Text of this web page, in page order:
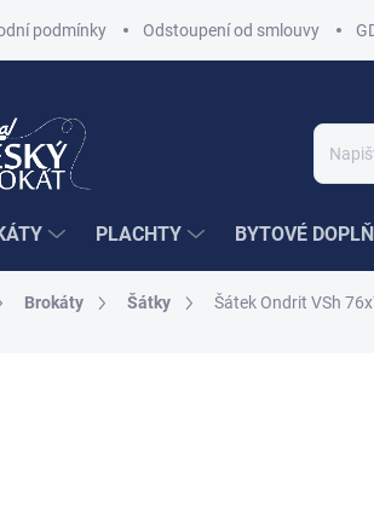
podmínky Odstoupení od smlouvy
PLACHTY BYTOVÉ
Brokáty Šátky Šátek Ondrit VSh